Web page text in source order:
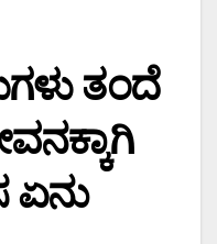
ತಂದೆ
ಏನು